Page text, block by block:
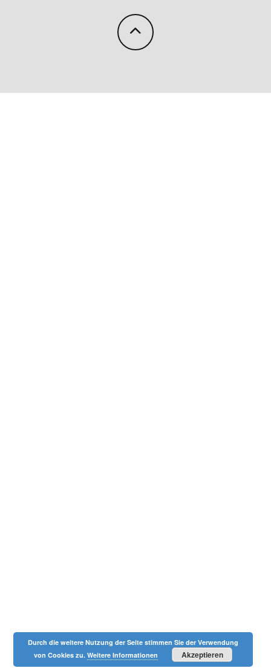
Durch die weitere Nutzung der Seite stimmen Sie der Verwendung
von Cookies zu.Weitere Informationen Akzeptieren